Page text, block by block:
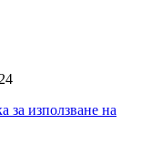
за използване на